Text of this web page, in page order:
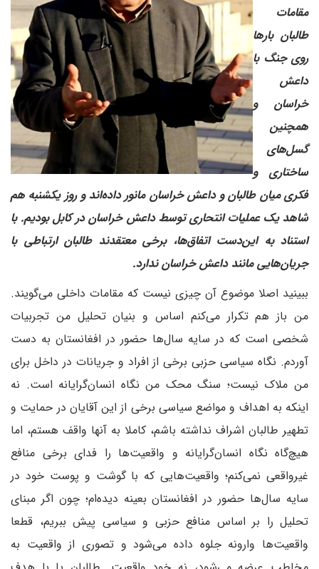
مقامات
طالبان بارها
روی جنگ با
داعش
خراسان و
همچنین
‌گسل‌های
ساختاری و
فکری میان طالبان و داعش خراسان مانور داده‌اند و روز یکشنبه هم
شاهد یک عملیات انتحاری توسط داعش خراسان در کابل بودیم. با
استناد به این‌دست اتفاق‌ها، برخی معتقدند طالبان ارتباطی با
جریان‌هایی مانند داعش خراسان ندارد.
ببینید اصلا موضوع آن چیزی نیست که مقامات داخلی می‌گویند.
من باز هم تکرار می‌کنم اساس و بنیان تحلیل من تجربیات
شخصی است که در سایه سال‌ها حضور در افغانستان به دست
آوردم. نگاه سیاسی حزبی برخی از افراد و جریانات در داخل برای
من ملاک نیست؛ سنگ محک من نگاه انسان‌گرایانه است. نه
اینکه به اهداف و مواضع سیاسی برخی از این آقایان در حمایت و
تطهیر طالبان اشراف نداشته باشم، کاملا به آنها واقف هستم، اما
هیچ‌گاه نگاه انسان‌گرایانه و واقعیت‌ها را فدای برخی منافع
غیرواقعی نمی‌کنم؛ واقعیت‌هایی که با گوشت و پوست خود در
سایه سال‌ها حضور در افغانستان بعینه دیده‌ام؛ چون اگر مبنای
تحلیل را بر اساس منافع حزبی و سیاسی پیش ببریم، قطعا
واقعیت‌ها وارونه جلوه داده می‌شود و تصوری از واقعیت به